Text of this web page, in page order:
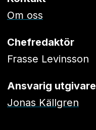
Om oss
Chefredaktör
Frasse Levinsson
Ansvarig utgivare
Jonas Källgren